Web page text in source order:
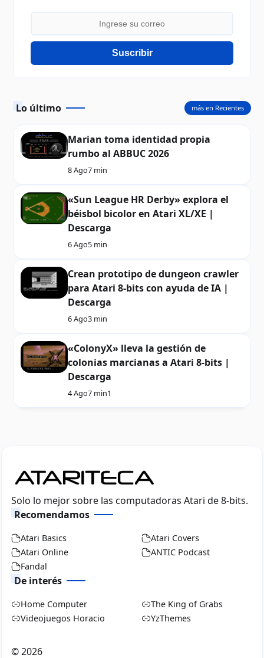
Suscribir
Lo último
Marian toma identidad propia
rumbo al ABBUC 2026
8 Ago7 min
«Sun League HR Derby» explora el
béisbol bicolor en Atari XL/XE |
Descarga
6 Ago5 min
Crean prototipo de dungeon crawler
para Atari 8-bits con ayuda de IA |
Descarga
6 Ago3 min
«ColonyX» lleva la gestión de
colonias marcianas a Atari 8-bits |
Descarga
4 Ago7 min1
más en Recientes
Solo lo mejor sobre las computadoras Atari de 8-bits.
Recomendamos
Atari Basics
Atari Covers
Atari Online
ANTIC Podcast
Fandal
De interés
Home Computer
The King of Grabs
Videojuegos Horacio
YzThemes
©2026